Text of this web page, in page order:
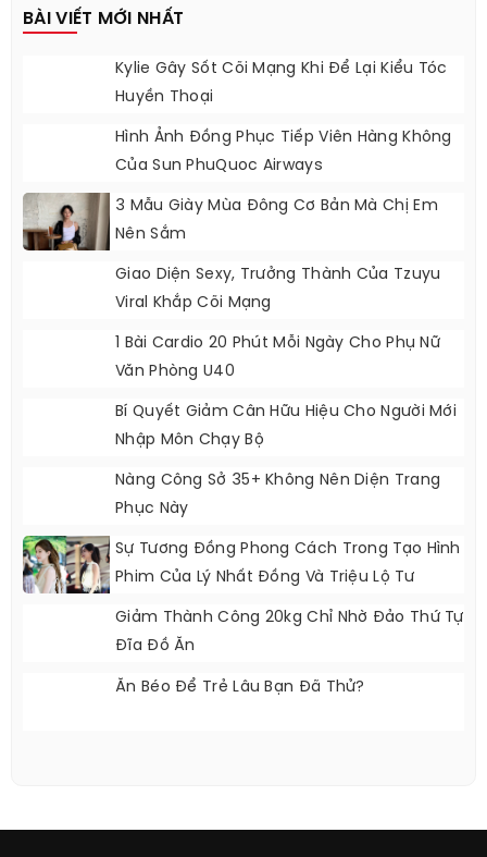
BÀI VIẾT MỚI NHẤT
Kylie Gây Sốt Cõi Mạng Khi Để Lại Kiểu Tóc
Huyền Thoại
Hình Ảnh Đồng Phục Tiếp Viên Hàng Không
Của Sun PhuQuoc Airways
3 Mẫu Giày Mùa Đông Cơ Bản Mà Chị Em
Nên Sắm
Giao Diện Sexy, Trưởng Thành Của Tzuyu
Viral Khắp Cõi Mạng
1 Bài Cardio 20 Phút Mỗi Ngày Cho Phụ Nữ
Văn Phòng U40
Bí Quyết Giảm Cân Hữu Hiệu Cho Người Mới
Nhập Môn Chạy Bộ
Nàng Công Sở 35+ Không Nên Diện Trang
Phục Này
Sự Tương Đồng Phong Cách Trong Tạo Hình
Phim Của Lý Nhất Đồng Và Triệu Lộ Tư
Giảm Thành Công 20kg Chỉ Nhờ Đảo Thứ Tự
Đĩa Đồ Ăn
Ăn Béo Để Trẻ Lâu Bạn Đã Thử?